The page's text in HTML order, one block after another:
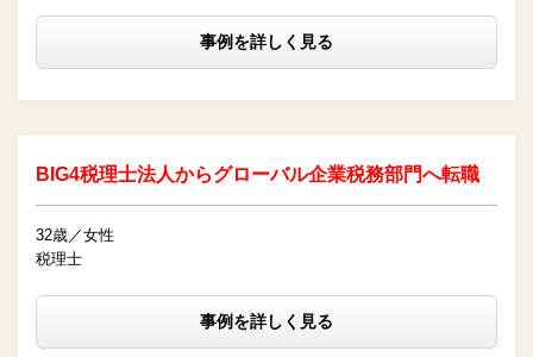
事例を詳しく見る
BIG4税理士法人からグローバル企業税務部門へ転職
32歳／女性
税理士
事例を詳しく見る